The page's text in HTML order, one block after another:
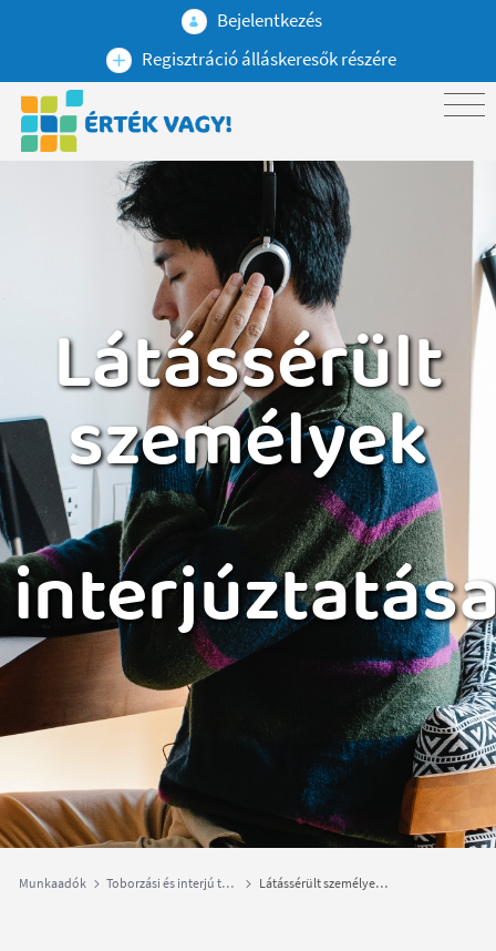
Bejelentkezés
Regisztráció álláskeresők részére
Látássérült
személyek
​​​​​​​ ​​​​​​​
Munkaadók Toborzási és interjú technikák Látássérült személyek interjúztatása